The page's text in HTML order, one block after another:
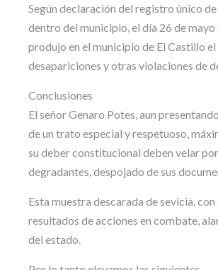
Según declaración del registro único
dentro del municipio, el día 26 de
produjo en el municipio de El Castillo
desapariciones y otras violaciones de
Conclusiones
El señor Genaro Potes, aun
de un trato especial y respetuoso,
su deber constitucional deben velar
degradantes, despojado de sus
Esta muestra descarada de sevicia,
resultados de acciones en combate,
del estado.